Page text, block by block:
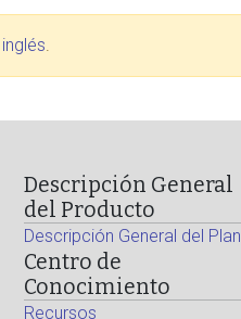
.
Descripción General
del Producto
Descripción General del Plan
Centro de
Conocimiento
Recursos